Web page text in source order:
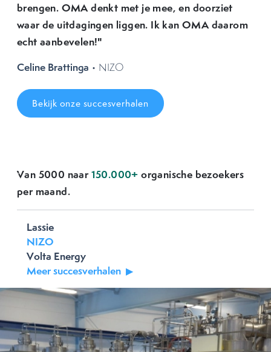
brengen. OMA denkt met je mee, en doorziet
waar de uitdagingen liggen. Ik kan OMA daarom
echt aanbevelen!"
Celine Brattinga • NIZO
Bekijk onze succesverhalen
Van 5000 naar150.000+ organische bezoekers
per maand.
Lassie
NIZO
Volta Energy
Meer succesverhalen
Previous